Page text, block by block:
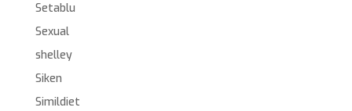
Setablu
Sexual
shelley
Siken
Simildiet